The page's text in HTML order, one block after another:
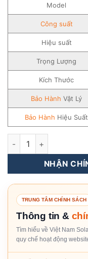
Model
Công suất
Hiệu suất
Trọng Lượng
Kích Thước
Bảo Hành Vật Lý
Bảo Hành Hiệu Suất
Tấm Pin Năng Lượng
NHẬN
TRUNG TÂM CHÍNH SÁCH
Thông tin &
Tìm hiểu về Việt Nam
quy chế hoạt động